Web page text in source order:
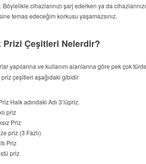
Böylelikle cihazlarınızı şarj ederken ya da
temas edeceğim korkusu yaşamazsınız.
Prizi Çeşitleri Nelerdir?
yapılarına ve kullanım alanlarına göre pek çok
priz çeşitleri aşağıdaki gibidir
Halk adındaki Adı 3’lüpriz.
priz
Priz
priz (3 Fazlı)
Priz
priz